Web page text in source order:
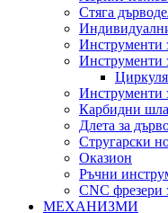
Стяга
Инструменти
Инструменти
Инструменти
Карбидни
Длета за
Стругарски
Оказион
Ръчни
CNC фрезери
МЕХАНИЗМИ